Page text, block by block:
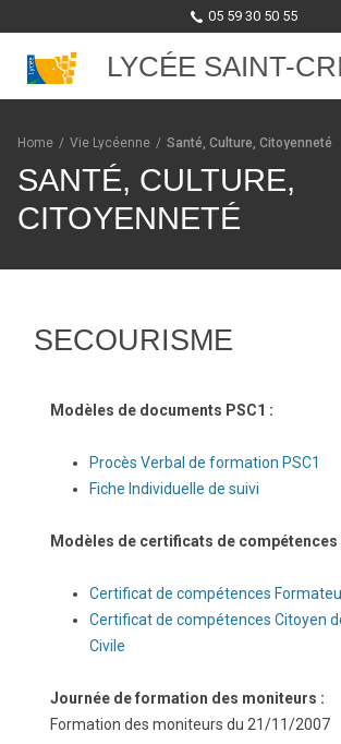
05 59 30 50 55
LYCÉE SAINT-
Skip to content
Home / Vie Lycéenne / Santé, Culture, Citoyenneté
SANTÉ, CULTURE,
CITOYENNETÉ
SECOURISME
Modèles de documents PSC1 :
Procès Verbal de formation PSC1
Fiche Individuelle de suivi
Modèles de certificats de compétences
Certificat de compétences
Certificat de compétences Citoyen
Civile
Journée de formation des moniteurs :
Formation des moniteurs du 21/11/2007